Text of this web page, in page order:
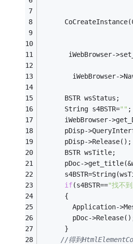
iWebBrowser-
iWebBrowser-
      BSTR wsStatus;
      String s4BSTR=
"" ;
iWebBrowser-
pDisp-
      pDisp->Release();
      BSTR wsTitle;
pDoc-
if(s4BSTR=="找不
      {
Application-
pDoc-
      }
//得到